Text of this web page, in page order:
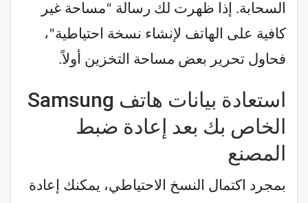
السحابة. إذا ظهرت لك رسالة “مساحة غير
كافية على الهاتف لإنشاء نسخة احتياطية”،
فحاول تحرير بعض مساحة التخزين أولاً.
استعادة بيانات هاتف Samsung
الخاص بك بعد إعادة ضبط
المصنع
بمجرد اكتمال النسخ الاحتياطي، يمكنك إعادة